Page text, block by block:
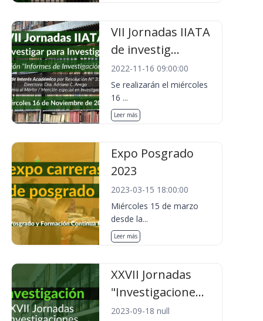
VII Jornadas IIATA
de investig...
2022-11-16 09:00:00
Se realizarán el miércoles
16 ...
Leer más
Expo Posgrado
2023
2023-03-15 18:00:00
Miércoles 15 de marzo
desde la...
Leer más
XXVII Jornadas
"Investigacione...
2023-09-18 null